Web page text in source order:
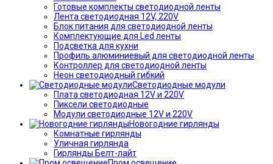
Готовые комплекты светодиодной ленты
Лента светодиодная 12V, 220V
Блок питания для светодиодной ленты
Комплектующие для Led ленты
Подсветка для кухни
Профиль алюминиевый для светодиодной ленты
Контроллер для светодиодной ленты
Неон светодиодный гибкий
Светодиодные модули
Плата светодиодная 12V и 220V
Пиксели светодиодные
Модули светодиодные 12V и 220V
Новогодние гирлянды
Комнатные гирлянды
Уличная гирлянда
Гирлянды Белт-лайт